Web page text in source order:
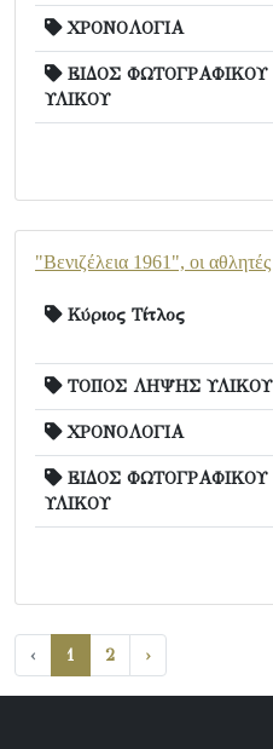
ΧΡΟΝΟΛΟΓΙΑ
ΕΙΔΟΣ ΦΩΤΟΓΡΑΦΙΚΟΥ
ΥΛΙΚΟΥ
"Βενιζέλεια 1961", οι αθλητές
Κύριος Τίτλος
ΤΟΠΟΣ ΛΗΨΗΣ ΥΛΙΚΟΥ
ΧΡΟΝΟΛΟΓΙΑ
ΕΙΔΟΣ ΦΩΤΟΓΡΑΦΙΚΟΥ
ΥΛΙΚΟΥ
‹ 1 2 ›